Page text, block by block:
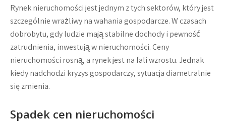
Rynek nieruchomości jest jednym z tych sektorów, który jest
szczególnie wrażliwy na wahania gospodarcze. W czasach
dobrobytu, gdy ludzie mają stabilne dochody i pewność
zatrudnienia, inwestują w nieruchomości. Ceny
nieruchomości rosną, a rynek jest na fali wzrostu. Jednak
kiedy nadchodzi kryzys gospodarczy, sytuacja diametralnie
się zmienia.
Spadek cen nieruchomości